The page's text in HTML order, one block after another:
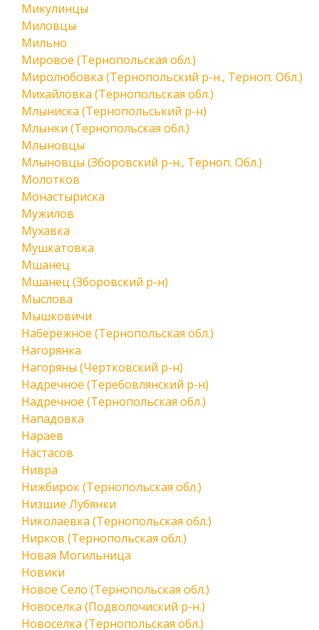
Микулинцы
Миловцы
Мильно
Мировое (Тернопольская обл.)
Миролюбовка (Тернопольский р-н., Терноп. Обл.)
Михайловка (Тернопольская обл.)
Млыниска (Тернопольський р-н)
Млынки (Тернопольская обл.)
Млыновцы
Млыновцы (Зборовский р-н., Терноп. Обл.)
Молотков
Монастыриска
Мужилов
Мухавка
Мушкатовка
Мшанец
Мшанец (Зборовский р-н)
Мыслова
Мышковичи
Набережное (Тернопольская обл.)
Нагорянка
Нагоряны (Чертковский р-н)
Надречное (Теребовлянский р-н)
Надречное (Тернопольская обл.)
Нападовка
Нараев
Настасов
Нивра
Нижбирок (Тернопольская обл.)
Низшие Лубянки
Николаевка (Тернопольская обл.)
Нирков (Тернопольская обл.)
Новая Могильница
Новики
Новое Село (Тернопольская обл.)
Новоселка (Подволочиский р-н.)
Новоселка (Тернопольская обл.)